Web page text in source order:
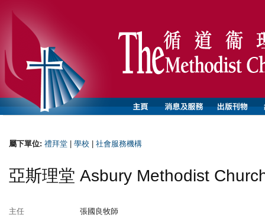
屬下單位: 禮拜堂 學校 社會服務機構
亞斯理堂 Asbury Methodist
主任
張國良牧師